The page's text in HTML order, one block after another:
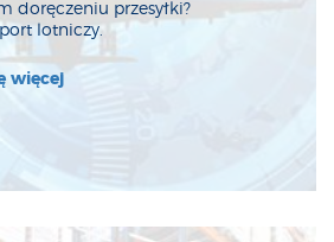
doręczeniu przesyłki?
lotniczy.
więcej